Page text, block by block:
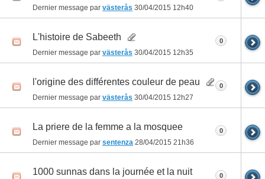
Dernier message par västerås 30/04/2015 12h40
L'histoire de Sabeeth
Dernier message par västerås 30/04/2015 12h35
0
l'origine des différentes couleur de peau
Dernier message par västerås 30/04/2015 12h27
0
La priere de la femme a la mosquee
Dernier message par sentenza 28/04/2015 21h36
0
1000 sunnas dans la journée et la nuit 0